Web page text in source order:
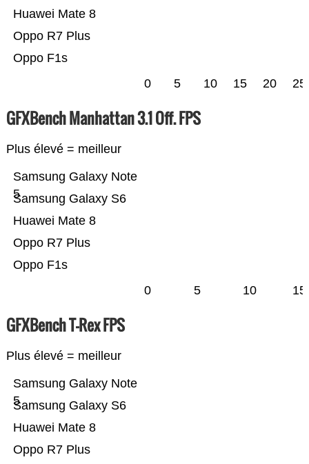
Oppo F1s
Oppo R7 Plus
Huawei Mate 8
0 5 10 15 20 25
GFXBench Manhattan 3.1 Off. FPS
Plus élevé = meilleur
Oppo F1s
Oppo R7 Plus
Huawei Mate 8
Samsung Galaxy S6
Samsung Galaxy Note
5
0 5 10 15
GFXBench T-Rex FPS
Plus élevé = meilleur
Oppo R7 Plus
Huawei Mate 8
Samsung Galaxy S6
Samsung Galaxy Note
5